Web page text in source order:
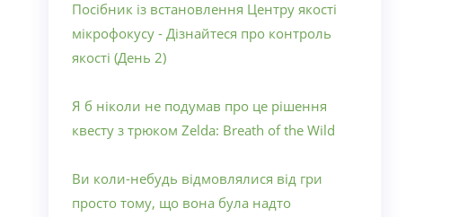
Посібник із встановлення Центру якості
мікрофокусу - Дізнайтеся про контроль
якості (День 2)
Я б ніколи не подумав про це рішення
квесту з трюком Zelda: Breath of the Wild
Ви коли-небудь відмовлялися від гри
просто тому, що вона була надто